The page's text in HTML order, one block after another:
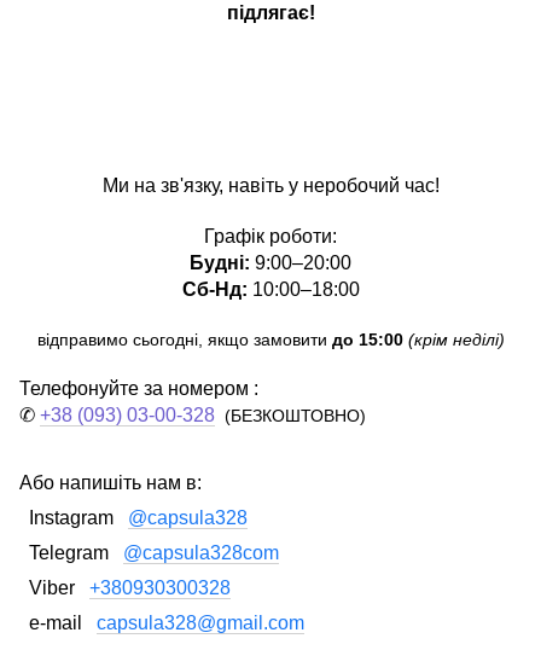
підлягає!
Ми на зв'язку, навіть у неробочий час!
Графік роботи:
Будні: 9:00–20:00
Сб-Нд: 10:00–18:00
відправимо сьогодні, якщо замовити до 15:00 (крім неділі)
Телефонуйте за номером :
✆ +38 (093) 03-00-328 (БЕЗКОШТОВНО)
Або напишіть нам в:
Instagram @capsula328
Telegram @capsula328com
Viber +380930300328
e-mail capsula328@gmail.com